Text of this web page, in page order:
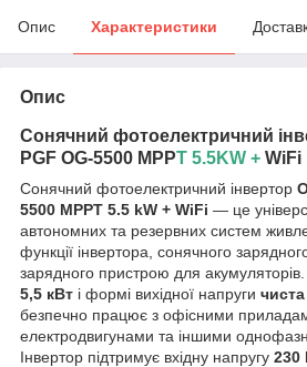
Опис Характеристики
Опис
Сонячний фотоелектричний
PGF OG-5500 MPPT 5.5KW + WiFi
Сонячний фотоелектричний інвертор
5500 MPPT 5.5 kW + WiFi — це
автономних та резервних систем
функції інвертора, сонячного
зарядного пристрою для
5,5 кВт і формі вихідної напруги
безпечно працює з офісними
електродвигунами та іншими
Інвертор підтримує вхідну напругу 230